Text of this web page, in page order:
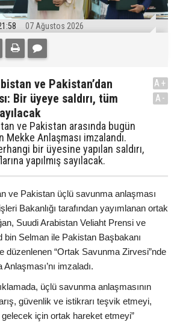
07 Ağustos 2026
ve Pakistan’dan
Bir üyeye saldırı, tüm
ve Pakistan arasında bugün
Anlaşması imzalandı.
bir üyesine yapılan saldırı,
yapılmış sayılacak.
A+
A-
ve Pakistan üçlü savunma anlaşması
Bakanlığı tarafından yayımlanan ortak
Suudi Arabistan Veliaht Prensi ve
bin Selman ile Pakistan Başbakanı
düzenlenen “Ortak Savunma Zirvesi”nde
imzaladı.
üçlü savunma anlaşmasının
güvenlik ve istikrarı teşvik etmeyi,
için ortak hareket etmeyi”